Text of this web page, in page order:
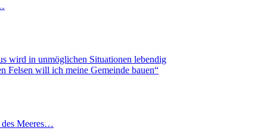
wird in unmöglichen Situationen lebendig
Felsen will ich meine Gemeinde bauen“
des Meeres…